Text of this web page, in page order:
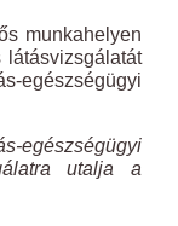
munkahelyen
látásvizsgálatát
egészségügyi
egészségügyi
utalja a